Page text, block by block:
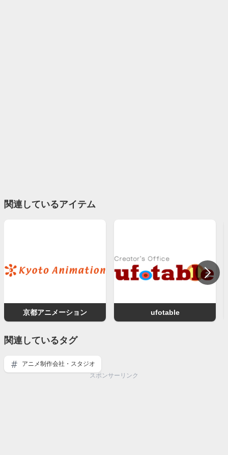
関連しているアイテム
京都アニメーション ufotable
関連しているタグ
アニメ制作会社・スタジオ
スポンサーリンク